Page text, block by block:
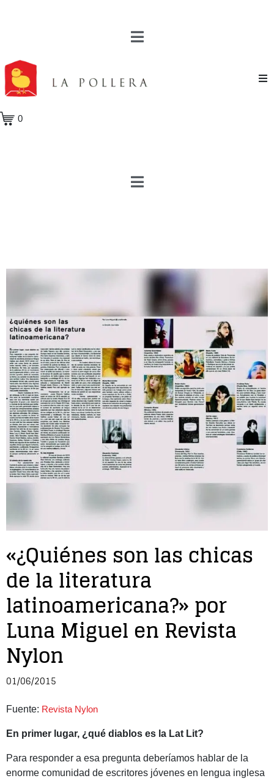
0
Entrevista
Música
Cine
Política
«¿Quiénes son las chicas
de la literatura
latinoamericana?» por
Luna Miguel en Revista
Nylon
01/06/2015
Fuente: Revista Nylon
En primer lugar, ¿qué diablos es la Lat Lit?
Para responder a esa pregunta deberíamos hablar de la
enorme comunidad de escritores jóvenes en lengua inglesa